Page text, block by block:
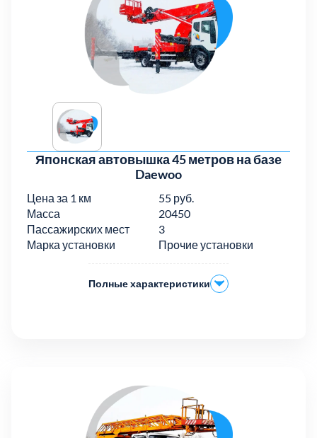
Японская автовышка 45 метров на базе
Daewoo
Цена за 1 км
55 руб.
Масса
20450
Пассажирских мест
3
Марка установки
Прочие установки
Полные характеристики